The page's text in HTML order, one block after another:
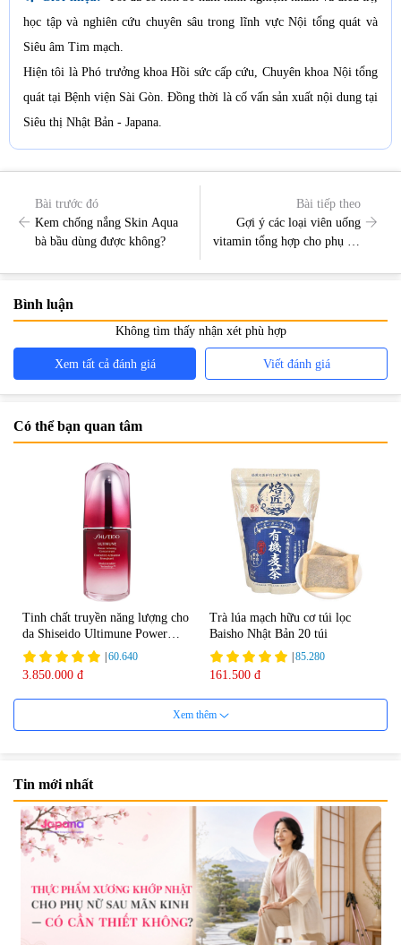
học tập và nghiên cứu chuyên sâu trong lĩnh vực Nội tổng quát và
Siêu âm Tim mạch.
Hiện tôi là Phó trưởng khoa Hồi sức cấp cứu, Chuyên khoa Nội tổng
quát tại Bệnh viện Sài Gòn. Đồng thời là cố vấn sản xuất nội dung tại
Siêu thị Nhật Bản - Japana.
Bài trước đó
Kem chống nắng Skin Aqua
bà bầu dùng được không?
Bài tiếp theo
Gợi ý các loại viên uống
vitamin tổng hợp cho phụ nữ
sinh
Bình luận
Không tìm thấy nhận xét phù hợp
Xem tất cả đánh giá Viết đánh giá
Có thể bạn quan tâm
Tinh chất truyền năng lượng cho
da Shiseido Ultimune Power
75ml
60.640
3.850.000 đ
Trà lúa mạch hữu cơ túi lọc
Baisho Nhật Bản 20 túi
85.280
161.500 đ
Viên uống bổ não Ribeto Shoji
57.920
1.450.000 đ
Viên nang uống cải thiện thị lực,
trí nhớ DHA + EPA + Flaxseed
Oil 30 viên/gói - Date 02/2027
|52.346
225.000 đ
Xem thêm
Tin mới nhất